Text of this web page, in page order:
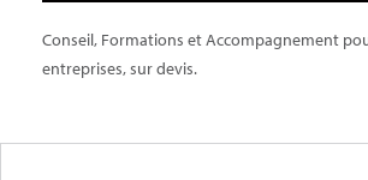
Conseil, Formations et Accompagnement
entreprises, sur devis.